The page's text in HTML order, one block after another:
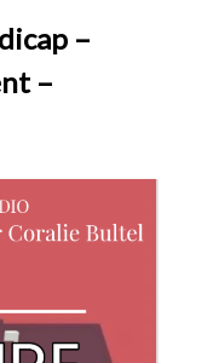
–
–